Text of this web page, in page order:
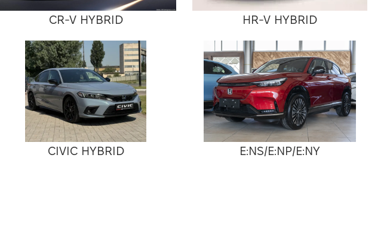
CR-V HYBRID HR-V HYBRID
CIVIC HYBRID E:NS/E:NP/E:NY